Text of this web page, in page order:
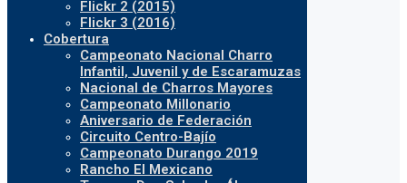
Flickr 2 (2015)
Flickr 3 (2016)
Cobertura
Campeonato Nacional Charro
Infantil, Juvenil y de Escaramuzas
Nacional de Charros Mayores
Campeonato Millonario
Aniversario de Federación
Circuito Centro-Bajío
Campeonato Durango 2019
Rancho El Mexicano